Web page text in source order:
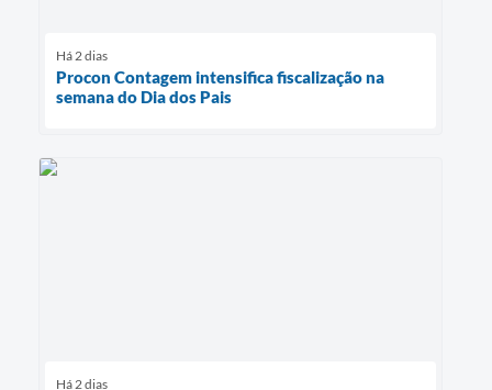
Há 2 dias
Procon Contagem intensifica fiscalização na
semana do Dia dos Pais
Há 2 dias